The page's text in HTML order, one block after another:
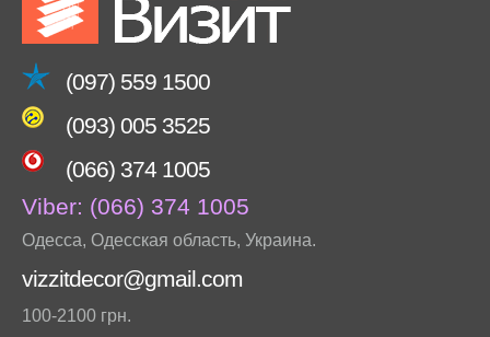
(097) 559 1500
(093) 005 3525
(066) 374 1005
Viber: (066) 374 1005
Одесса, Одесская область, Украина.
vizzitdecor@gmail.com
100-2100 грн.